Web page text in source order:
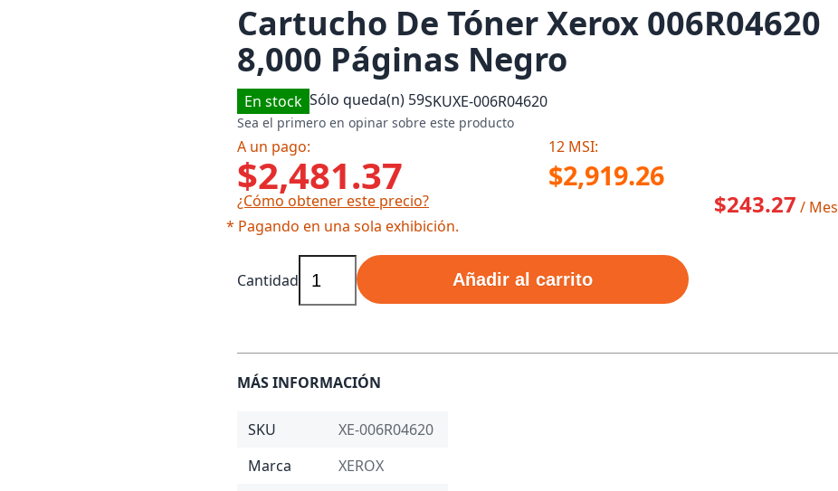
Cartucho De Tóner Xerox 006R04620
8,000 Páginas Negro
En stock Sólo queda(n) 59SKUXE-006R04620
Sea el primero en opinar sobre este producto
A un pago: 12 MSI:
$2,481.37 $2,919.26
¿Cómo obtener este precio?
* Pagando en una sola exhibición.
$243.27 / Mes
Cantidad Añadir al carrito
MÁS INFORMACIÓN
SKU
XE-006R04620
Marca
XEROX